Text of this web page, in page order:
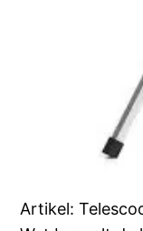
Artikel: